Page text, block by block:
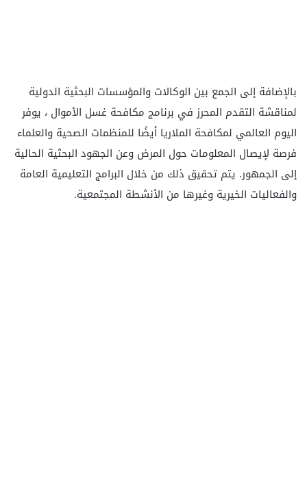
بالإضافة إلى الجمع بين الوكالات والمؤسسات البحثية الدولية
لمناقشة التقدم المحرز في برنامج مكافحة غسل الأموال ، يوفر
اليوم العالمي لمكافحة الملاريا أيضًا للمنظمات الصحية والعلماء
فرصة لإيصال المعلومات حول المرض وعن الجهود البحثية الحالية
إلى الجمهور. يتم تحقيق ذلك من خلال البرامج التعليمية العامة
والفعاليات الخيرية وغيرها من الأنشطة المجتمعية.